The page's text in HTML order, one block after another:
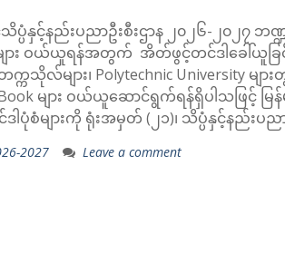
ပံနှင့်နည်းပညာဦးစီးဌာန ၂၀၂၆-၂၀၂၇ ဘဏ္
များ ဝယ်ယူရန်အတွက် အိတ်ဖွင့်တင်ဒါခေါ်ယူ
လ်များ၊ Polytechnic University မျ
Book များ ဝယ်ယူဆောင်ရွက်ရန်ရှိပါသဖြင့်
ျားကို ရုံးအမှတ် (၂၁)၊ သိပ္ပံနှင့်နည်းပညာ
2027 Leave a comment